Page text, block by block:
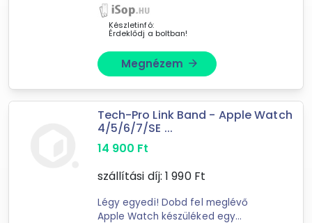
klasszikus lánc elrendezés a
Készletinfó:
Érdeklődj a boltban!
Megnézem arrow_forward
Tech-Pro Link Band - Apple Watch
4/5/6/7/SE ...
14 900 Ft
szállítási díj: 1 990Ft
Légy egyedi! Dobd fel meglévő
Apple Watch készüléked egy